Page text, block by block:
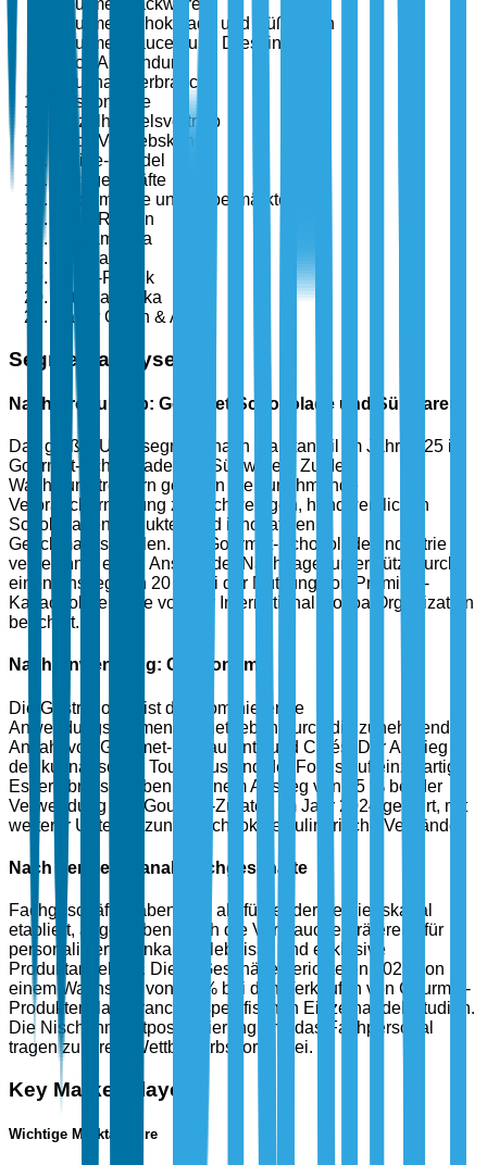
Gourmet-Backwaren
Gourmet-Schokolade und Süßwaren
Gourmet-Saucen und Dressings
Nach Anwendung
Haushaltsverbrauch
Gastronomie
Einzelhandelsvertrieb
Nach Vertriebskanal
Online-Handel
Fachgeschäfte
Supermärkte und Hypermärkte
Nach Region
Nordamerika
Europa
Asien-Pazifik
Lateinamerika
Naher Osten & Afrika
Segmentanalyse
Nach Produkttyp: Gourmet-Schokolade und Süßwaren
Das größte Untersegment nach Marktanteil im Jahr 2025 ist
Gourmet-Schokolade und Süßwaren. Zu den
Wachstumstreibern gehören die zunehmende
Verbraucherneigung zu hochwertigen, handwerklichen
Schokoladenprodukten und innovativen
Geschmacksprofilen. Die Gourmet-Schokoladenindustrie
verzeichnet einen Anstieg der Nachfrage, unterstützt durch
einen Anstieg von 20 % bei der Nutzung von Premium-
Kakaobohnen, wie von der International Cocoa Organization
berichtet.
Nach Anwendung: Gastronomie
Die Gastronomie ist das dominierende
Anwendungssegment, angetrieben durch die zunehmende
Anzahl von Gourmet-Restaurants und Cafés. Der Anstieg
des kulinarischen Tourismus und der Fokus auf einzigartige
Esserlebnisse haben zu einem Anstieg von 35 % bei der
Verwendung von Gourmet-Zutaten im Jahr 2024 geführt, mit
weiterer Unterstützung durch lokale kulinarische Verbände.
Nach Vertriebskanal: Fachgeschäfte
Fachgeschäfte haben sich als führender Vertriebskanal
etabliert, angetrieben durch die Verbraucherpräferenz für
personalisierte Einkaufserlebnisse und exklusive
Produktangebote. Diese Geschäfte berichteten 2023 von
einem Wachstum von 15 % bei den Verkäufen von Gourmet-
Produkten, laut branchenspezifischen Einzelhandelsstudien.
Die Nischenmarktpositionierung und das Fachpersonal
tragen zu ihrem Wettbewerbsvorteil bei.
Key Market Players
Wichtige Marktakteure